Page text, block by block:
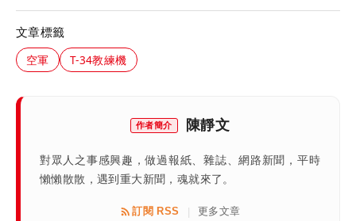
文章標籤
空軍 T-34教練機
作者簡介 陳靜文
對眾人之事感興趣，做過報紙、雜誌、網路新聞，平時
懶懶散散，遇到重大新聞，魂就來了。
訂閱 RSS 更多文章